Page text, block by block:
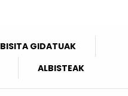
BISITA GIDATUAK
ALBISTEAK